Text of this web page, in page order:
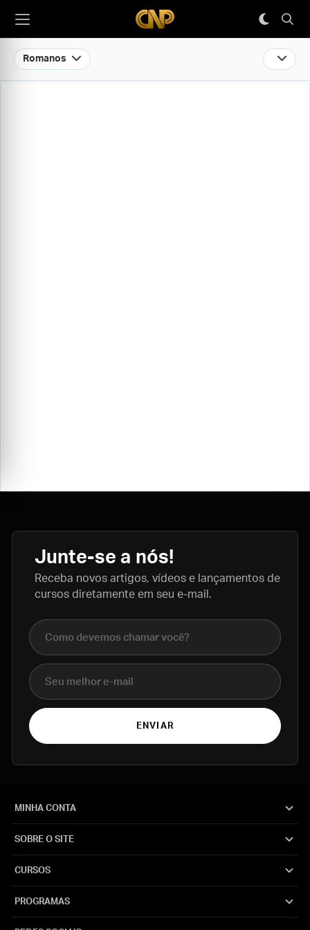
Romanos
Junte-se a nós!
Receba novos artigos, vídeos e lançamentos de
cursos diretamente em seu e-mail.
Nome completo
E-mail
ENVIAR
MINHA CONTA
SOBRE O SITE
CURSOS
PROGRAMAS